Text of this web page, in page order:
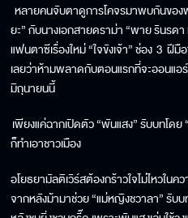
หลายคนจับตาดูการโคจรมาพบกันของ
ยะ” กับนางเอกสายดราม่า “พาย รินรด
แฟนตาซีเรื่องใหม่ “ใจขังเจ้า” ช่อง 3 ฝี
เลยว่าห้ามพลาดกับตอนแรกที่จะออนแ
มิถุนายนนี้
เพียงแค่ฉากเปิดตัว “พันแสง” รับบทโด
ก็ทำเอาชาวเมือง
อโยธยามัลติเวิร์สต้องกร้าวใจไม่ไหวใน
จากหลังม้ามาช่วย “แม่หญิงชวาลา” รับ